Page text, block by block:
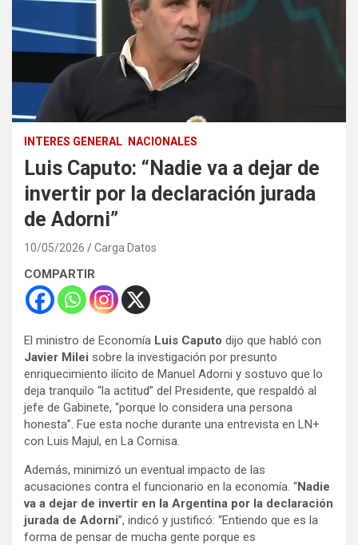
INTERES GENERAL NACIONALES
Luis Caputo: “Nadie va a dejar de
invertir por la declaración jurada
de Adorni”
10/05/2026 Carga Datos
COMPARTIR
El ministro de Economía Luis Caputo dijo que habló con
Javier Milei sobre la investigación por presunto
enriquecimiento ilícito de Manuel Adorni y sostuvo que lo
deja tranquilo “la actitud” del Presidente, que respaldó al
jefe de Gabinete, “porque lo considera una persona
honesta”. Fue esta noche durante una entrevista en LN+
con Luis Majul, en La Cornisa.
Además, minimizó un eventual impacto de las
acusaciones contra el funcionario en la economía. “Nadie
va a dejar de invertir en la Argentina por la declaración
jurada de Adorni”, indicó y justificó: “Entiendo que es la
forma de pensar de mucha gente porque es